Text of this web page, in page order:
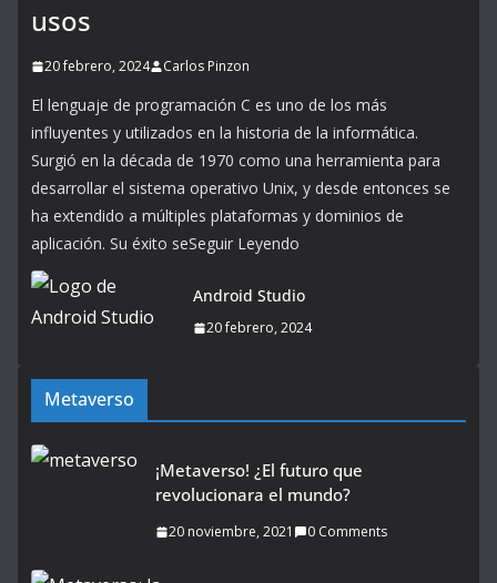
usos
20 febrero, 2024 Carlos Pinzon
El lenguaje de programación C es uno de los más
influyentes y utilizados en la historia de la informática.
Surgió en la década de 1970 como una herramienta para
desarrollar el sistema operativo Unix, y desde entonces se
ha extendido a múltiples plataformas y dominios de
aplicación. Su éxito seSeguir Leyendo
Android Studio
20 febrero, 2024
Metaverso
¡Metaverso! ¿El futuro que
revolucionara el mundo?
20 noviembre, 2021 0 Comments